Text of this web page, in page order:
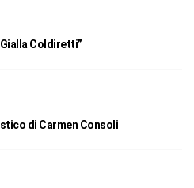
Coldiretti”
di Carmen Consoli